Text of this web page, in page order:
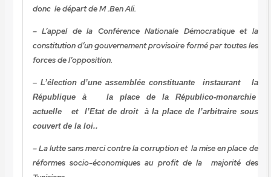
donc le départ de M .Ben Ali.
– L’appel de la Conférence Nationale Démocratique et la
constitution d’un gouvernement provisoire formé par toutes les
forces de l’opposition.
– L’élection d’une assemblée constituante instaurant la
République à la place de la Républico-monarchie
actuelle et l’Etat de droit à la place de l’arbitraire sous
couvert de la loi..
– La lutte sans merci contre la corruption et la mise en place de
réformes socio-économiques au profit de la majorité des